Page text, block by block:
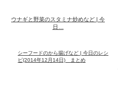
ウナギと野菜のスタミナ炒めなど | 今
日…
シーフードのから揚げなど | 今日のレシ
ピ(2014年12月14日) まとめ